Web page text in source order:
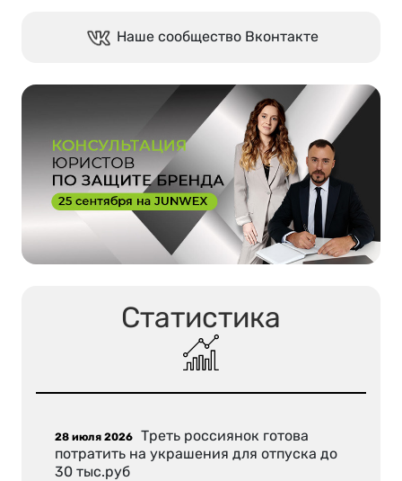
Наше сообщество Вконтакте
Статистика
28 июля 2026 Треть россиянок готова
потратить на украшения для отпуска до
30 тыс.руб